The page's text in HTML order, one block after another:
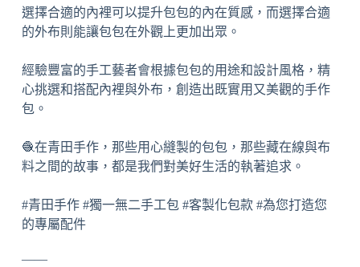
選擇合適的內裡可以提升包包的內在質感，而選擇合適
的外布則能讓包包在外觀上更加出眾。
經驗豐富的手工藝者會根據包包的用途和設計風格，精
心挑選和搭配內裡與外布，創造出既實用又美觀的手作
包。
🧶在青田手作，那些用心縫製的包包，那些藏在線與布
料之間的故事，都是我們對美好生活的執著追求。
#青田手作 #獨一無二手工包 #客製化包款 #為您打造您
的專屬配件
——